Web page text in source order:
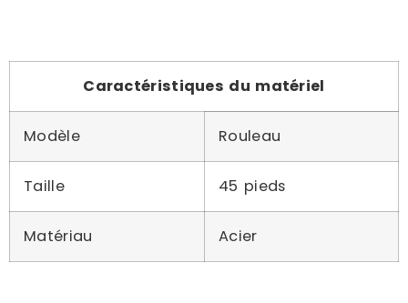
Caractéristiques du matériel
Modèle Rouleau
Taille 45 pieds
Matériau Acier